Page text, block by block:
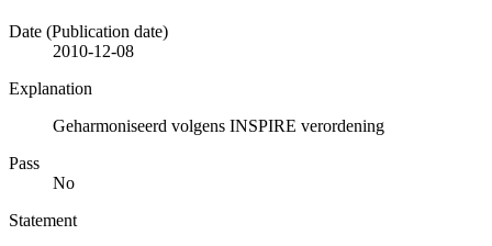
Date (Publication date)
2010-12-08
Explanation
Geharmoniseerd volgens INSPIRE verordening
Pass
No
Statement